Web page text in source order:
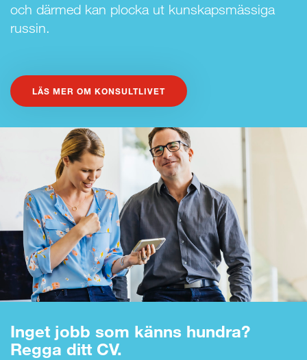
och därmed kan plocka ut kunskapsmässiga
russin.
LÄS MER OM KONSULTLIVET
Inget jobb som känns hundra?
Regga ditt CV.